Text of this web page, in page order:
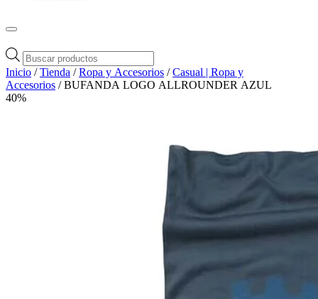
Búsqueda
de
productos
Inicio /Tienda /Ropa y Accesorios /Casual | Ropa y
Accesorios / BUFANDA LOGO ALLROUNDER AZUL
40%